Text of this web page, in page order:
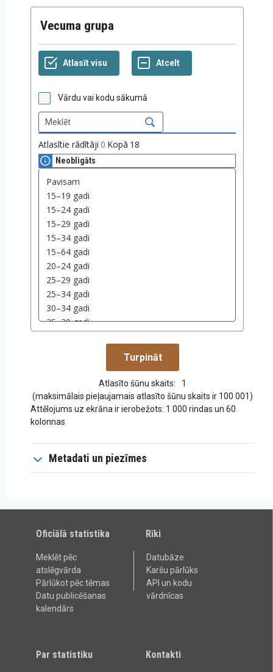
Vecuma grupa
Vārdu vai kodu sākumā
Atlasītie rādītāji 0 Kopā 18
Neobligāts
Atlasīto šūnu skaits:
1
(maksimālais pieļaujamais atlasīto šūnu skaits ir 100 001)
Attēlojums uz ekrāna ir ierobežots: 1 000 rindas un 60
kolonnas
Metadati un piezīmes
Oficiālā statistika
Meklēt pēc
atslēgvārda
Pārlūkot pēc tēmas
Datu publicēšanas
kalendārs
Rīki
Datubāze
Karšu pārlūks
API un kodu
vārdnīcas
Par statistiku Kontakti